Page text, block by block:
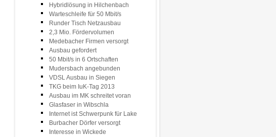
Hybridlösung in Hilchenbach
Warteschleife für 50 Mbit/s
Runder Tisch Netzausbau
2,3 Mio. Fördervolumen
Medebacher Firmen versorgt
Ausbau gefordert
50 Mbit/s in 6 Ortschaften
Mudersbach angebunden
VDSL Ausbau in Siegen
TKG beim IuK-Tag 2013
Ausbau im MK schreitet voran
Glasfaser in Wibschla
Internet ist Schwerpunk für Lake
Burbacher Dörfer versorgt
Interesse in Wickede